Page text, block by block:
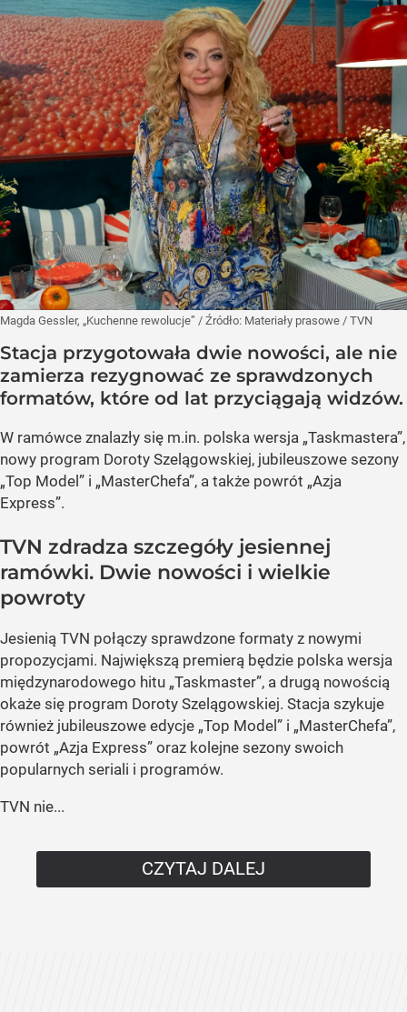
Magda Gessler, „Kuchenne rewolucje” / Źródło: Materiały prasowe / TVN
Stacja przygotowała dwie nowości, ale nie
zamierza rezygnować ze sprawdzonych
formatów, które od lat przyciągają widzów.
W ramówce znalazły się m.in. polska wersja „Taskmastera”,
nowy program Doroty Szelągowskiej, jubileuszowe sezony
„Top Model” i „MasterChefa”, a także powrót „Azja
Express”.
TVN zdradza szczegóły jesiennej
ramówki. Dwie nowości i wielkie
powroty
Jesienią TVN połączy sprawdzone formaty z nowymi
propozycjami. Największą premierą będzie polska wersja
międzynarodowego hitu „Taskmaster”, a drugą nowością
okaże się program Doroty Szelągowskiej. Stacja szykuje
również jubileuszowe edycje „Top Model” i „MasterChefa”,
powrót „Azja Express” oraz kolejne sezony swoich
popularnych seriali i programów.
TVN nie...
CZYTAJ DALEJ